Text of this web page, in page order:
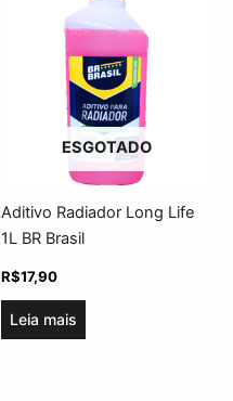
ESGOTADO
Aditivo Radiador Long Life
1L BR Brasil
R$17,90
Leia mais